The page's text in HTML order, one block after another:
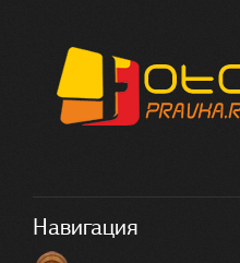
Навигация